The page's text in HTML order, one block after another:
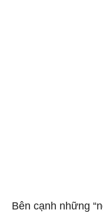
Bên cạnh những